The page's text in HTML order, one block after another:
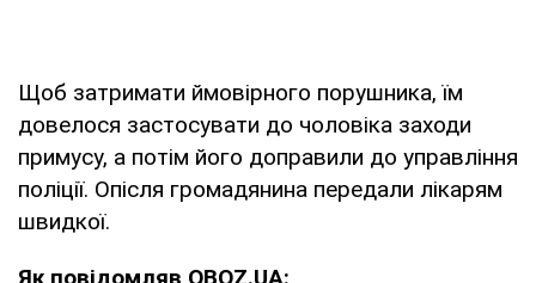
Щоб затримати ймовірного порушника, їм
довелося застосувати до чоловіка заходи
примусу, а потім його доправили до управління
поліції. Опісля громадянина передали лікарям
швидкої.
Як повідомляв OBOZ.UA: